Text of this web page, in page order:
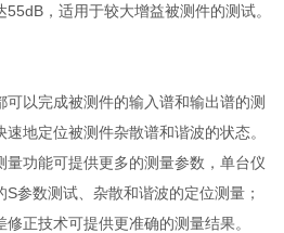
，适用于较大增益被测件的测试。
以完成被测件的输入谱和输出谱的测
地定位被测件杂散谱和谐波的状态。
功能可提供更多的测量参数，单台仪
参数测试、杂散和谐波的定位测量；
正技术可提供更准确的测量结果。